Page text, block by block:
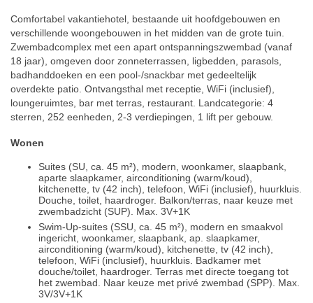
Comfortabel vakantiehotel, bestaande uit hoofdgebouwen en
verschillende woongebouwen in het midden van de grote tuin.
Zwembadcomplex met een apart ontspanningszwembad (vanaf
18 jaar), omgeven door zonneterrassen, ligbedden, parasols,
badhanddoeken en een pool-/snackbar met gedeeltelijk
overdekte patio. Ontvangsthal met receptie, WiFi (inclusief),
loungeruimtes, bar met terras, restaurant. Landcategorie: 4
sterren, 252 eenheden, 2-3 verdiepingen, 1 lift per gebouw.
Wonen
Suites (SU, ca. 45 m²), modern, woonkamer, slaapbank,
aparte slaapkamer, airconditioning (warm/koud),
kitchenette, tv (42 inch), telefoon, WiFi (inclusief), huurkluis.
Douche, toilet, haardroger. Balkon/terras, naar keuze met
zwembadzicht (SUP). Max. 3V+1K
Swim-Up-suites (SSU, ca. 45 m²), modern en smaakvol
ingericht, woonkamer, slaapbank, ap. slaapkamer,
airconditioning (warm/koud), kitchenette, tv (42 inch),
telefoon, WiFi (inclusief), huurkluis. Badkamer met
douche/toilet, haardroger. Terras met directe toegang tot
het zwembad. Naar keuze met privé zwembad (SPP). Max.
3V/3V+1K